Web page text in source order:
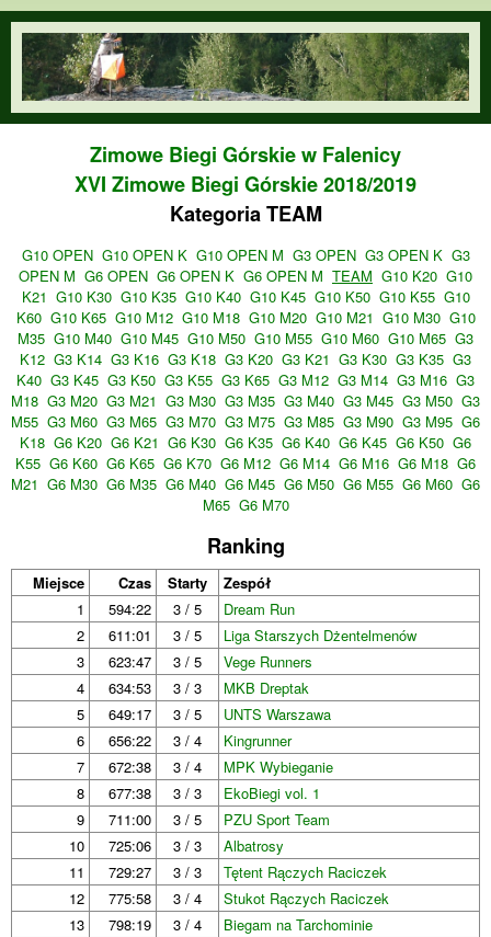
Przejdź do treści
orienteering.waw.pl
Zimowe Biegi Górskie w Falenicy
XVI Zimowe Biegi Górskie 2018/2019
Kategoria TEAM
G10 OPEN G10 OPEN K G10 OPEN M G3 OPEN G3 OPEN K G3
OPEN M G6 OPEN G6 OPEN K G6 OPEN M TEAM G10 K20 G10
K21 G10 K30 G10 K35 G10 K40 G10 K45 G10 K50 G10 K55 G10
K60 G10 K65 G10 M12 G10 M18 G10 M20 G10 M21 G10 M30 G10
M35 G10 M40 G10 M45 G10 M50 G10 M55 G10 M60 G10 M65 G3
K12 G3 K14 G3 K16 G3 K18 G3 K20 G3 K21 G3 K30 G3 K35 G3
K40 G3 K45 G3 K50 G3 K55 G3 K65 G3 M12 G3 M14 G3 M16 G3
M18 G3 M20 G3 M21 G3 M30 G3 M35 G3 M40 G3 M45 G3 M50 G3
M55 G3 M60 G3 M65 G3 M70 G3 M75 G3 M85 G3 M90 G3 M95 G6
K18 G6 K20 G6 K21 G6 K30 G6 K35 G6 K40 G6 K45 G6 K50 G6
K55 G6 K60 G6 K65 G6 K70 G6 M12 G6 M14 G6 M16 G6 M18 G6
M21 G6 M30 G6 M35 G6 M40 G6 M45 G6 M50 G6 M55 G6 M60 G6
M65 G6 M70
Ranking
Miejsce Czas Starty
Zespół
1
594:22 3 / 5
Dream Run
2
611:01 3 / 5
Liga Starszych Dżentelmenów
3
623:47 3 / 5
Vege Runners
4
634:53 3 / 3
MKB Dreptak
5
649:17 3 / 5
UNTS Warszawa
6
656:22 3 / 4
Kingrunner
7
672:38 3 / 4
MPK Wybieganie
8
677:38 3 / 3
EkoBiegi vol. 1
9
711:00 3 / 5
PZU Sport Team
10
725:06 3 / 3
Albatrosy
11
729:27 3 / 3
Tętent Rączych Raciczek
12
775:58 3 / 4
Stukot Rączych Raciczek
13
798:19 3 / 4
Biegam na Tarchominie